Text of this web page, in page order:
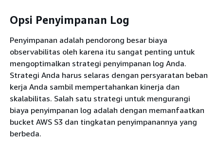
Opsi Penyimpanan Log
Penyimpanan adalah pendorong besar biaya
observabilitas oleh karena itu sangat penting untuk
mengoptimalkan strategi penyimpanan log Anda.
Strategi Anda harus selaras dengan persyaratan beban
kerja Anda sambil mempertahankan kinerja dan
skalabilitas. Salah satu strategi untuk mengurangi
biaya penyimpanan log adalah dengan memanfaatkan
bucket AWS S3 dan tingkatan penyimpanannya yang
berbeda.